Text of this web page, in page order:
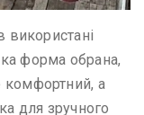
використані
форма обрана,
комфортний, а
для зручного